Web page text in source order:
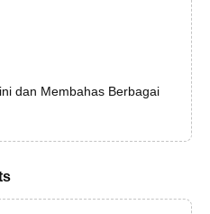
dan Membahas Berbagai